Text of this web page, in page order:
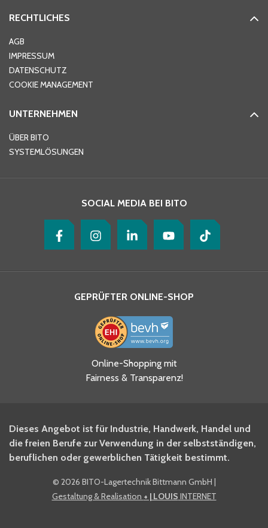
Ort*
Telefon
Ja, ich habe die
Datenschutzhinweise gelesen
und akzeptiere diese.
BITO Newsletter Fachwissen
Intralogistiker anmelden.
Ja, ich möchte mich für den
BITO Shop-Newsletter
RECHTLICHES
AGB
IMPRESSUM
DATENSCHUTZ
COOKIE MANAGEMENT
UNTERNEHMEN
ÜBER BITO
SYSTEMLÖSUNGEN
SOCIAL MEDIA BEI BITO
GEPRÜFTER ONLINE-SHOP
Online-Shopping mit
Fairness & Transparenz!
Dieses Angebot ist für Industrie, Handwerk, Handel und
die freien Berufe zur Verwendung in der selbstständigen,
beruflichen oder gewerblichen Tätigkeit bestimmt.
© 2026 BITO-Lagertechnik Bittmann GmbH |
Gestaltung & Realisation + | LOUIS INTERNET